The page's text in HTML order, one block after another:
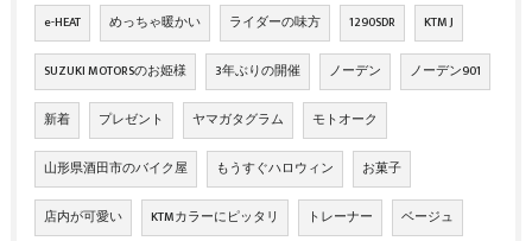
e-HEAT めっちゃ暖かい ライダーの味方 1290SDR KTM J
SUZUKI MOTORSのお姫様 3年ぶりの開催 ノーデン ノーデン901
新着 プレゼント ヤマガタグラム モトオーク
山形県酒田市のバイク屋 もうすぐハロウィン お菓子
店内が可愛い KTMカラーにピッタリ トレーナー ベージュ